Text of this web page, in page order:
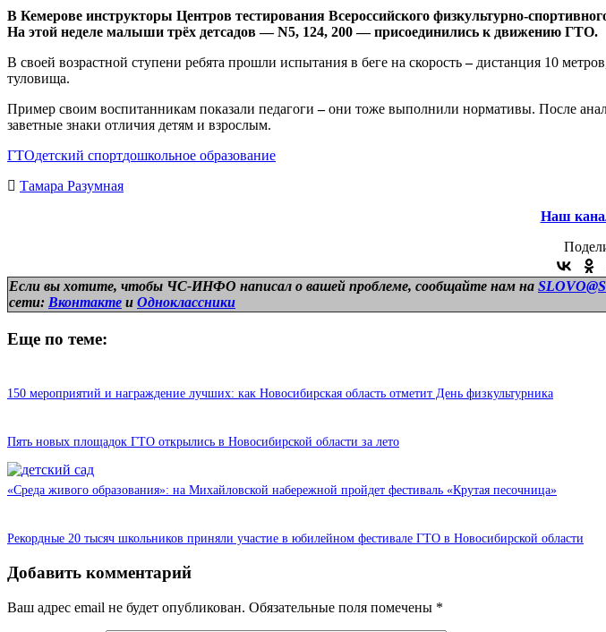
В Кемерове инструкторы Центров тестирования Всероссийского физкультурно-
На этой неделе малыши трёх детсадов — N5, 124, 200 — присоединились к движению ГТО.
В своей возрастной ступени ребята прошли испытания в беге на скорость– дистанция 10
туловища.
Пример своим воспитанникам показали педагоги–они тоже выполнили нормативы. После
заветные знаки отличия детям и взрослым.
ГТОдетский спортдошкольное образование
Тамара Разумная
Наш
Если вы хотите, чтобы ЧС-ИНФО написал о вашей проблеме, сообщайте нам на
сети: Вконтакте и Одноклассники
Еще по теме:
150 мероприятий и награждение лучших: как Новосибирская область отметит День физкультурника
Пять новых площадок ГТО открылись в Новосибирской области за лето
«Среда живого образования»: на Михайловской набережной пройдет фестиваль «Крутая песочница»
Рекордные 20 тысяч школьников приняли участие в юбилейном фестивале ГТО в Новосибирской области
Добавить комментарий
Ваш адрес email не будет опубликован. Обязательные поля помечены *